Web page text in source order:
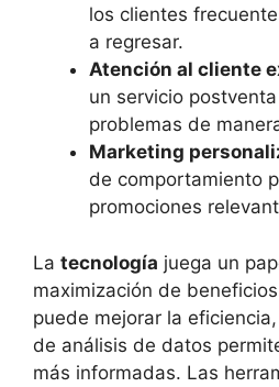
los clientes
a regresar.
Atención al cliente
un servicio
problemas de
Marketing
de comportamiento
‌promociones
La tecnología juega‌ un
maximización de​
puede mejorar la
de análisis de datos‍
más informadas.‍ Las